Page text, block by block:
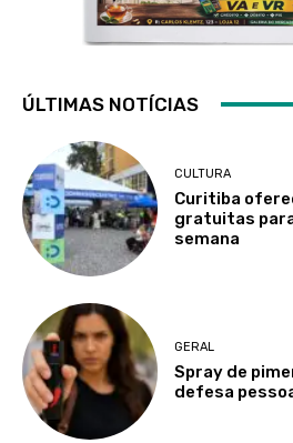
ÚLTIMAS NOTÍCIAS
CULTURA
Curitiba
gratuitas
semana
GERAL
Spray de
defesa